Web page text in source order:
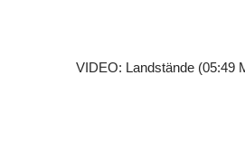
VIDEO: Landstände (05:49